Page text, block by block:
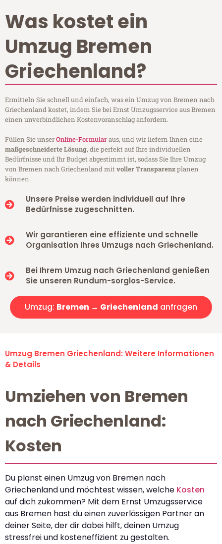
Was kostet ein
Umzug Bremen
Griechenland?
Ermitteln Sie schnell und einfach, was ein Umzug von Bremen nach
Griechenland kostet, indem Sie bei Ernst Umzugsservice aus Bremen
einen unverbindlichen Kostenvoranschlag anfordern.
Füllen Sie unserOnline-Formularaus, und wir liefern Ihnen eine
maßgeschneiderte Lösung, die perfekt auf Ihre individuellen
Bedürfnisse und Ihr Budget abgestimmt ist, sodass Sie Ihre Umzug
von Bremen nach Griechenland mitvoller Transparenzplanen
können.
Unsere Preise werden individuell auf Ihre
Bedürfnisse zugeschnitten.
Wir garantieren eine effiziente und schnelle
Organisation Ihres Umzugs nach Griechenland.
Bei Ihrem Umzug nach Griechenland genießen
Sie unseren Rundum-sorglos-Service.
Umzug: Bremen → Griechenland anfragen
Umzug Bremen Griechenland: Weitere Informationen
& Details
Umziehen von Bremen
nach Griechenland:
Kosten
Du planst einen Umzug von Bremen nach
Griechenland und möchtest wissen, welche Kosten
auf dich zukommen? Mit dem Ernst Umzugsservice
aus Bremen hast du einen zuverlässigen Partner an
deiner Seite, der dir dabei hilft, deinen Umzug
stressfrei und kosteneffizient zu gestalten.